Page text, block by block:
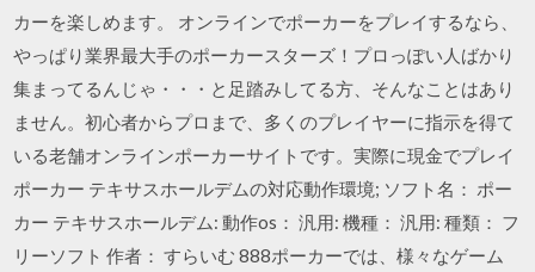
カーを楽しめます。 オンラインでポーカーをプレイするなら、
やっぱり業界最大手のポーカースターズ！プロっぽい人ばかり
集まってるんじゃ・・・と足踏みしてる方、そんなことはあり
ません。初心者からプロまで、多くのプレイヤーに指示を得て
いる老舗オンラインポーカーサイトです。実際に現金でプレイ
ポーカー テキサスホールデムの対応動作環境; ソフト名： ポー
カー テキサスホールデム: 動作os： 汎用: 機種： 汎用: 種類： フ
リーソフト 作者： すらいむ 888ポーカーでは、様々なゲーム